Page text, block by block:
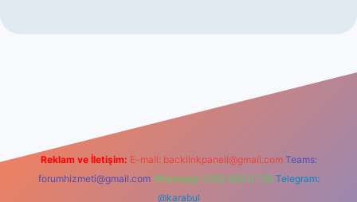
Reklam ve İletişim: E-mail: backlinkpaneli@gmail.com Teams:
forumhizmeti@gmail.com Whatsapp: 0262 606 0 726 Telegram:
@karabul